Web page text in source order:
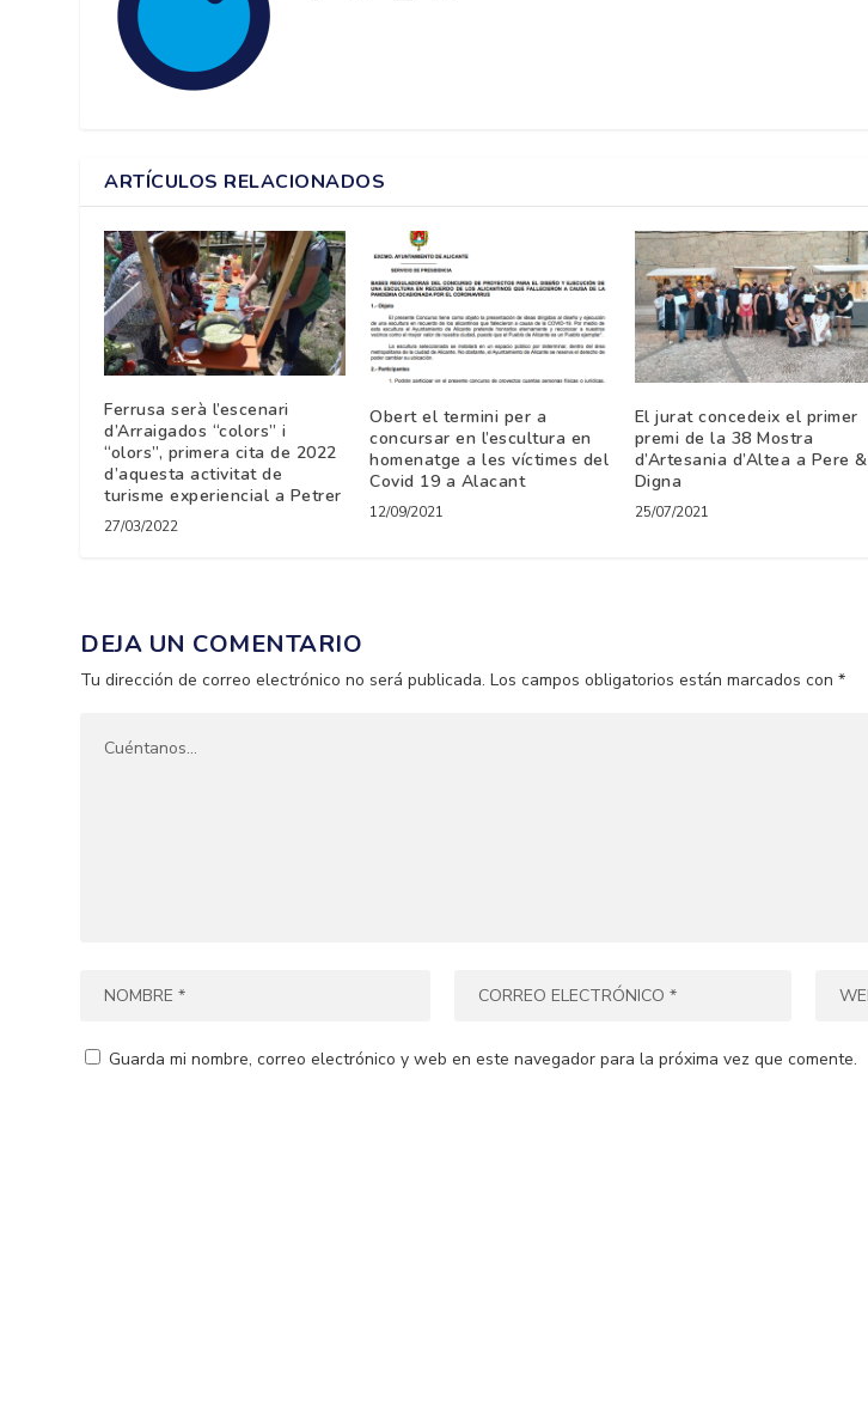
ARTÍCULOS RELACIONADOS
Ferrusa serà l’escenari
d’Arraigados “colors” i
“olors”, primera cita de 2022
d’aquesta activitat de
turisme experiencial a Petrer
27/03/2022
Obert el termini per a
concursar en l’escultura en
homenatge a les víctimes del
Covid 19 a Alacant
12/09/2021
El jurat concedeix el primer
premi de la 38 Mostra
d’Artesania d’Altea a Pere &
Digna
25/07/2021
DEJA UN COMENTARIO
Tu dirección de correo electrónico no será publicada. Los campos obligatorios están marcados con*
Guarda mi nombre, correo electrónico y web en este navegador para la próxima vez que comente.